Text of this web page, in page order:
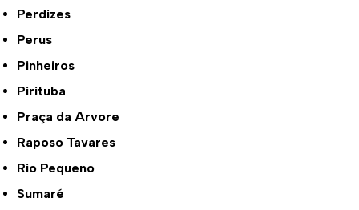
Perdizes
Perus
Pinheiros
Pirituba
Praça da Arvore
Raposo Tavares
Rio Pequeno
Sumaré